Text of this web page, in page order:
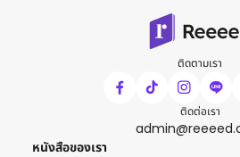
ติดตามเรา
ติดต่อเรา
หนังสือของเรา